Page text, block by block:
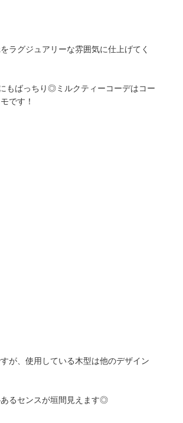
ラグジュアリーな雰囲気に仕上げてく
もばっちり◎ミルクティーコーデはコー
です！
が、使用している木型は他のデザイン
るセンスが垣間見えます◎